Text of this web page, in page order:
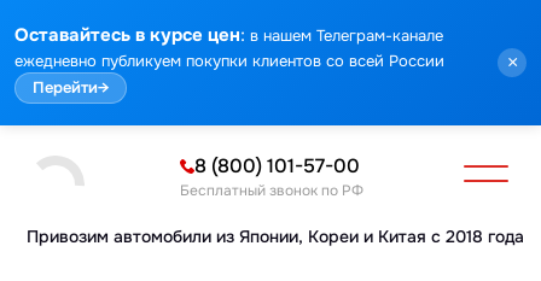
Оставайтесь в курсе цен: в нашем Телеграм-канале
ежедневно публикуем покупки клиентов со всей России
Перейти→
×
Привозим автомобили из Японии, Кореи и Китая с 2018 года
8 (800) 101-57-00
Бесплатный звонок по РФ